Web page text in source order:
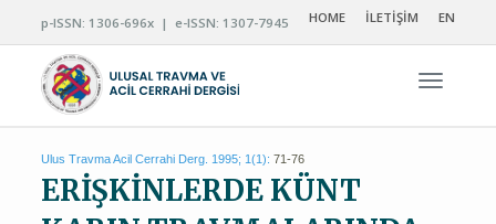
p-ISSN: 1306-696x | e-ISSN: 1307-7945 HOME İLETİŞİM EN
Ulus Travma Acil Cerrahi Derg. 1995; 1(1): 71-76
ERİŞKİNLERDE KÜNT